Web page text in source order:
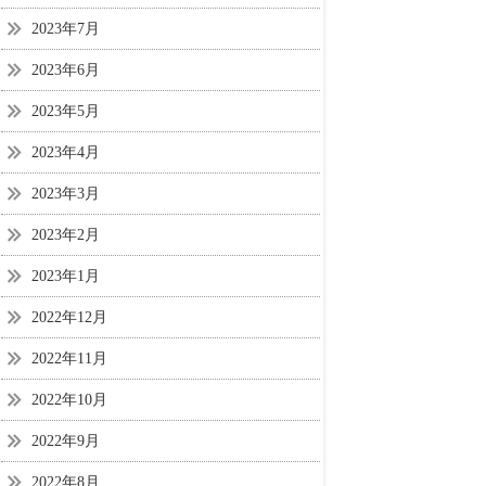
2023年7月
2023年6月
2023年5月
2023年4月
2023年3月
2023年2月
2023年1月
2022年12月
2022年11月
2022年10月
2022年9月
2022年8月